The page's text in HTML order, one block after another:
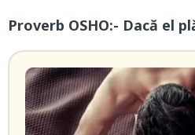
Proverb OSHO:- Dacă el